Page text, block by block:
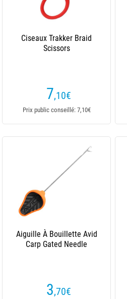
Ciseaux Trakker Braid
Scissors
7,10€
Prix public conseillé: 7,10€
Aiguille À Bouillette Avid
Carp Gated Needle
3,70€